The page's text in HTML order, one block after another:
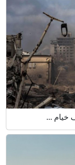
خيام ...